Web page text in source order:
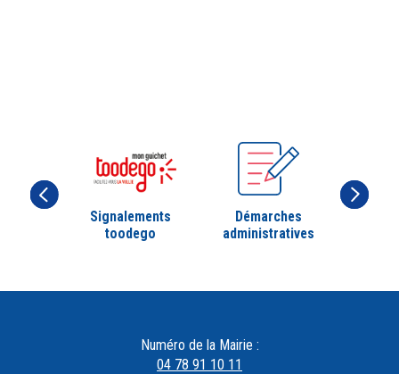
Signalements
toodego
Démarches
administratives
Numéro de la Mairie :
04 78 91 10 11